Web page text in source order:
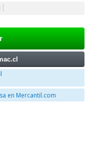
en Mercantil.com